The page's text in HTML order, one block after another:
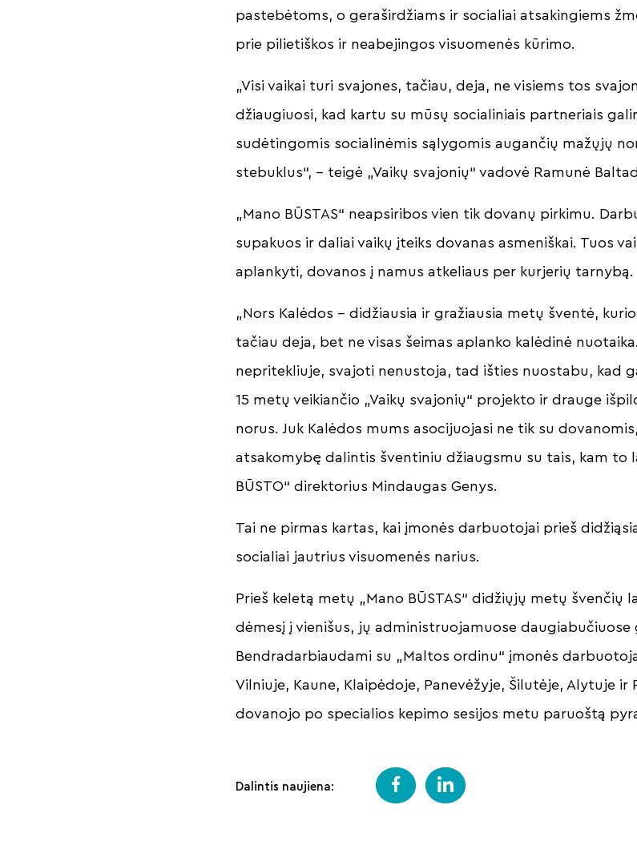
pastebėtoms, o geraširdžiams ir socialiai atsakingiems
prie pilietiškos ir neabejingos visuomenės kūrimo.
„Visi vaikai turi svajones, tačiau, deja, ne visiems tos
džiaugiuosi, kad kartu su mūsų socialiniais partneriais
sudėtingomis socialinėmis sąlygomis augančių mažųjų
stebuklus“, – teigė „Vaikų svajonių“ vadovė Ramunė
„Mano BŪSTAS“ neapsiribos vien tik dovanų pirkimu.
supakuos ir daliai vaikų įteiks dovanas asmeniškai. Tuos
aplankyti, dovanos į namus atkeliaus per kurjerių tarnybą.
„Nors Kalėdos – didžiausia ir gražiausia metų šventė,
tačiau deja, bet ne visas šeimas aplanko kalėdinė
nepritekliuje, svajoti nenustoja, tad išties nuostabu, kad
15 metų veikiančio „Vaikų svajonių“ projekto ir drauge
norus. Juk Kalėdos mums asocijuojasi ne tik su
atsakomybę dalintis šventiniu džiaugsmu su tais, kam to
BŪSTO“ direktorius Mindaugas Genys.
Tai ne pirmas kartas, kai įmonės darbuotojai prieš
socialiai jautrius visuomenės narius.
Prieš keletą metų „Mano BŪSTAS“ didžiųjų metų švenčių
dėmesį į vienišus, jų administruojamuose daugiabučiuose
Bendradarbiaudami su „Maltos ordinu“ įmonės
Vilniuje, Kaune, Klaipėdoje, Panevėžyje, Šilutėje, Alytuje ir
dovanojo po specialios kepimo sesijos metu paruoštą
Dalintis naujiena: